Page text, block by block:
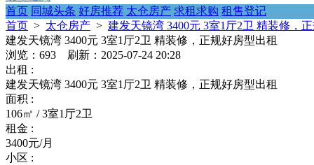
首页 同城头条 好房推荐 太仓房产 求租求购 租售登记
首页 > 太仓房产 > 建发天镜湾 3400元 3室1厅2卫 精装修，
建发天镜湾 3400元 3室1厅2卫 精装修，正规好房型出租
浏览：693 刷新：2025-07-24 20:28
出租 :
建发天镜湾 3400元 3室1厅2卫 精装修，正规好房型出租
面积 :
106㎡ / 3室1厅2卫
租金 :
3400元/月
小区 :